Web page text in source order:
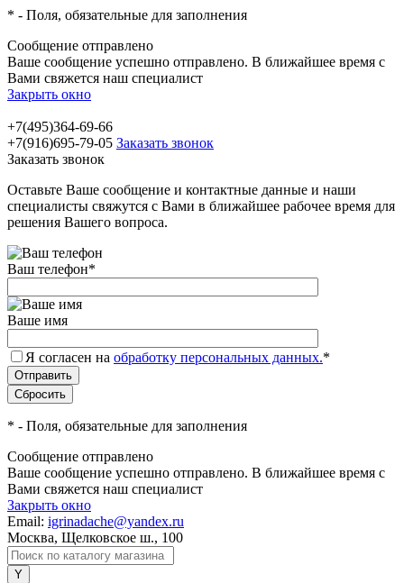
* - Поля, обязательные для заполнения
Сообщение отправлено
Ваше сообщение успешно отправлено. В ближайшее время с
Вами свяжется наш специалист
Закрыть окно
+7(495)364-69-66
+7(916)695-79-05 Заказать звонок
Заказать звонок
Оставьте Ваше сообщение и контактные данные и наши
специалисты свяжутся с Вами в ближайшее рабочее время для
решения Вашего вопроса.
Ваш телефон*
Ваше имя
Я согласен на обработку персональных данных.*
* - Поля, обязательные для заполнения
Сообщение отправлено
Ваше сообщение успешно отправлено. В ближайшее время с
Вами свяжется наш специалист
Закрыть окно
Email: igrinadache@yandex.ru
Москва, Щелковское ш., 100